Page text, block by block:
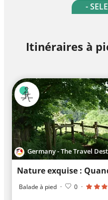
-
Itinéraires à
Germany - The Travel
Balade à pied · 0 ·